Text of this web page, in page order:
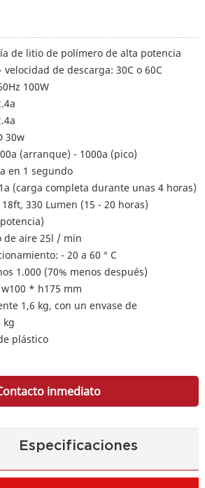
de litio de polímero de alta potencia
de descarga: 30C o 60C
100W
30w
(arranque) - 1000a (pico)
en 1 segundo
(carga completa durante unas 4 horas)
330 Lumen (15 - 20 horas)
de aire 25l / min
- 20 a 60 ° C
1.000 (70% menos después)
* h175 mm
1,6 kg, con un envase de
kg
plástico
inmediato
Especificaciones